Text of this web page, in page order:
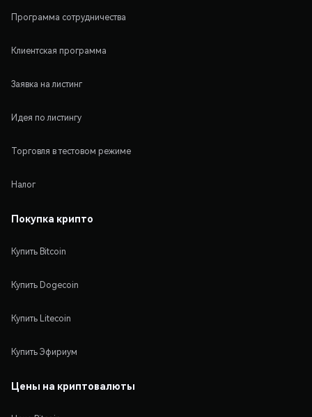
Программа сотрудничества
Клиентская программа
Заявка на листинг
Идея по листингу
Торговля в тестовом режиме
Налог
Покупка крипто
Купить Bitcoin
Купить Dogecoin
Купить Litecoin
Купить Эфириум
Цены на криптовалюты